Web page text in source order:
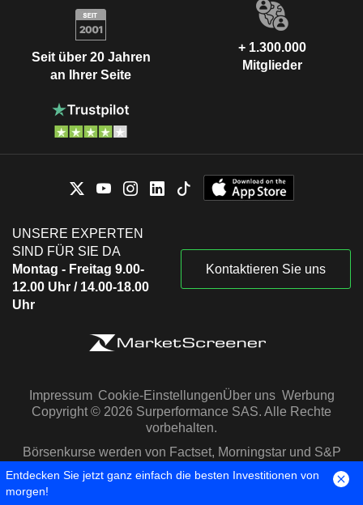
Seit über 20 Jahren
an Ihrer Seite
+ 1.300.000
Mitglieder
UNSERE EXPERTEN
SIND FÜR SIE DA
Montag - Freitag 9.00-
12.00 Uhr / 14.00-18.00
Uhr
Kontaktieren Sie uns
Impressum Cookie-EinstellungenÜber uns Werbung
Copyright © 2026 Surperformance SAS. Alle Rechte
vorbehalten.
Börsenkurse werden von Factset, Morningstar und S&P
Capital IQ zur Verfügung gestellt
Entdecken Sie jetzt ganz einfach die besten Investitionen von
morgen!